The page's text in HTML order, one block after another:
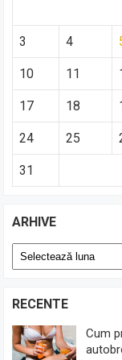
3 4
10 11
17 18
24 25
31
ARHIVE
Arhive
RECENTE
Cum